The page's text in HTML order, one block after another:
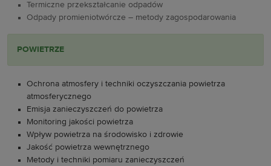
Termiczne przekształcanie odpadów
Odpady promieniotwórcze – metody zagospodarowania
POWIETRZE
Ochrona atmosfery i techniki oczyszczania powietrza
atmosferycznego
Emisja zanieczyszczeń do powietrza
Monitoring jakości powietrza
Wpływ powietrza na środowisko i zdrowie
Jakość powietrza wewnętrznego
Metody i techniki pomiaru zanieczyszczeń